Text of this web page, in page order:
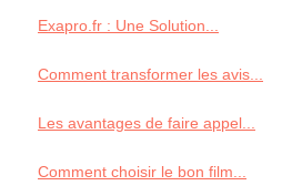
Exapro.fr : Une Solution...
Comment transformer les avis...
Les avantages de faire appel...
Comment choisir le bon film...